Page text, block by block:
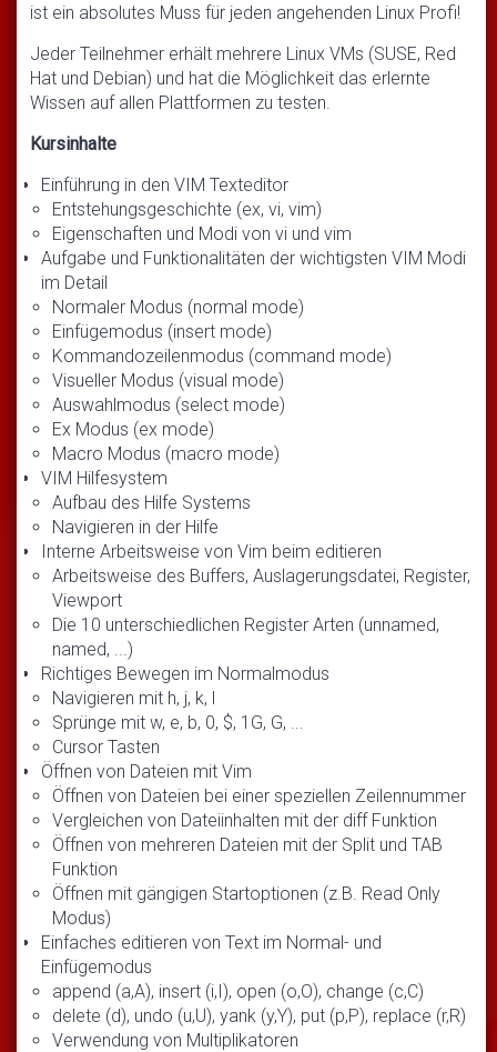
ist ein absolutes Muss für jeden angehenden Linux Profi!
Jeder Teilnehmer erhält mehrere Linux VMs (SUSE, Red
Hat und Debian) und hat die Möglichkeit das erlernte
Wissen auf allen Plattformen zu testen.
Kursinhalte
Einführung in den VIM Texteditor
Entstehungsgeschichte (ex, vi, vim)
Eigenschaften und Modi von vi und vim
Aufgabe und Funktionalitäten der wichtigsten VIM Modi
im Detail
Normaler Modus (normal mode)
Einfügemodus (insert mode)
Kommandozeilenmodus (command mode)
Visueller Modus (visual mode)
Auswahlmodus (select mode)
Ex Modus (ex mode)
Macro Modus (macro mode)
VIM Hilfesystem
Aufbau des Hilfe Systems
Navigieren in der Hilfe
Interne Arbeitsweise von Vim beim editieren
Arbeitsweise des Buffers, Auslagerungsdatei, Register,
Viewport
Die 10 unterschiedlichen Register Arten (unnamed,
named, ...)
Richtiges Bewegen im Normalmodus
Navigieren mit h, j, k, l
Sprünge mit w, e, b, 0, $, 1G, G, ...
Cursor Tasten
Öffnen von Dateien mit Vim
Öffnen von Dateien bei einer speziellen Zeilennummer
Vergleichen von Dateiinhalten mit der diff Funktion
Öffnen von mehreren Dateien mit der Split und TAB
Funktion
Öffnen mit gängigen Startoptionen (z.B. Read Only
Modus)
Einfaches editieren von Text im Normal- und
Einfügemodus
append (a,A), insert (i,I), open (o,O), change (c,C)
delete (d), undo (u,U), yank (y,Y), put (p,P), replace (r,R)
Verwendung von Multiplikatoren